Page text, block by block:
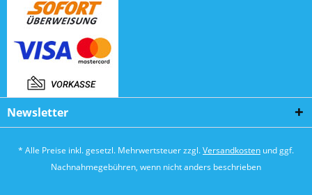
Newsletter
* Alle Preise inkl. gesetzl. Mehrwertsteuer zzgl.Versandkosten und ggf.
Nachnahmegebühren, wenn nicht anders beschrieben